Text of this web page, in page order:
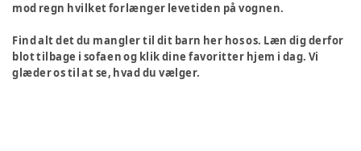
mod regn hvilket forlænger levetiden på vognen.
Find alt det du mangler til dit barn her hos os. Læn dig derfor
blot tilbage i sofaen og klik dine favoritter hjem i dag. Vi
glæder os til at se, hvad du vælger.